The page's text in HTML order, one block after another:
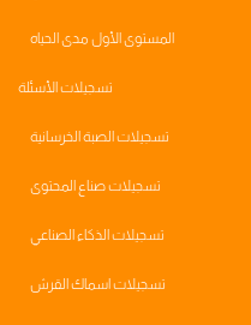
المستوى الأول مدى الحياه
تسجيلات الأسئلة
تسجيلات الصبة الخرسانية
تسجيلات صناع المحتوى
تسجيلات الذكاء الصناعي
تسجيلات اسماك القرش